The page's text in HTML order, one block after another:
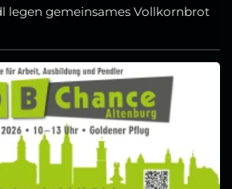
legen gemeinsames Vollkornbrot